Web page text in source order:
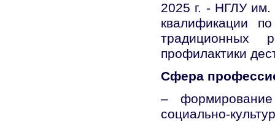
2025 г. - НГЛУ
квалификации
традиционных
профилактики
Сфера
–
социально-